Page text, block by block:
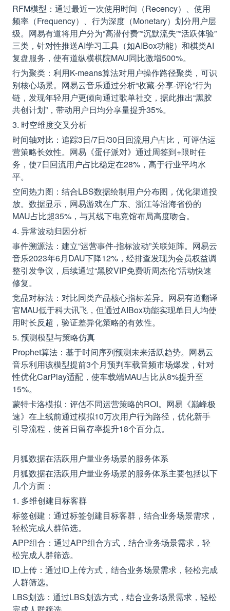
RFM模型：通过最近一次使用时间（Recency）、使用
频率（Frequency）、行为深度（Monetary）划分用户层
级。网易有道将用户分为“高潜付费”“沉默流失”“活跃体验”
三类，针对性推送AI学习工具（如AIBox功能）和棋类AI
复盘服务，使有道纵横棋院MAU同比激增500%。
行为聚类：利用K-means算法对用户操作路径聚类，可识
别核心场景。网易云音乐通过分析“收藏-分享-评论”行为
链，发现年轻用户更倾向通过歌单社交，据此推出“黑胶
共创计划”，带动用户日均分享量提升35%。
3. 时空维度交叉分析
时间轴对比：追踪3日/7日/30日回流用户占比，可评估运
营策略长效性。网易《蛋仔派对》通过周签到+限时任
务，使7日回流用户占比稳定在28%，高于行业平均水
平。
空间热力图：结合LBS数据绘制用户分布图，优化渠道投
放。数据显示，网易游戏在广东、浙江等沿海省份的
MAU占比超35%，与其线下电竞馆布局高度吻合。
4. 异常波动归因分析
事件溯源法：建立“运营事件-指标波动”关联矩阵。网易云
音乐2023年6月DAU下降12%，经排查发现为会员权益调
整引发争议，后续通过“黑胶VIP免费听周杰伦”活动快速
修复。
竞品对标法：对比同类产品核心指标差异。网易有道翻译
官MAU低于科大讯飞，但通过AIBox功能实现单日人均使
用时长反超，验证差异化策略的有效性。
5. 预测模型与策略仿真
Prophet算法：基于时间序列预测未来活跃趋势。网易云
音乐利用该模型提前3个月预判车载音频市场爆发，针对
性优化CarPlay适配，使车载端MAU占比从8%提升至
15%。
蒙特卡洛模拟：评估不同运营策略的ROI。网易《巅峰极
速》在上线前通过模拟10万次用户行为路径，优化新手
引导流程，使首日留存率提升18个百分点。
月狐数据在活跃用户量业务场景的服务体系
月狐数据在活跃用户量业务场景的服务体系主要包括以下
几个方面：
1. 多维创建目标客群
标签创建：通过标签创建目标客群，结合业务场景需求，
轻松完成人群筛选。
APP组合：通过APP组合方式，结合业务场景需求，轻
松完成人群筛选。
ID上传：通过ID上传方式，结合业务场景需求，轻松完成
人群筛选。
LBS划选：通过LBS划选方式，结合业务场景需求，轻松